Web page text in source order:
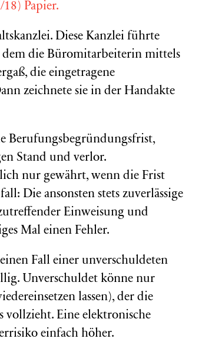
Papier.
Diese Kanzlei führte
dem die Büromitarbeiterin mittels
die eingetragene
zeichnete sie in der Handakte
Berufungsbegründungsfrist,
Stand und verlor.
nur gewährt, wenn die Frist
Die ansonsten stets zuverlässige
Einweisung und
Mal einen Fehler.
Fall einer unverschuldeten
Unverschuldet könne nur
lassen), der die
vollzieht. Eine elektronische
einfach höher.